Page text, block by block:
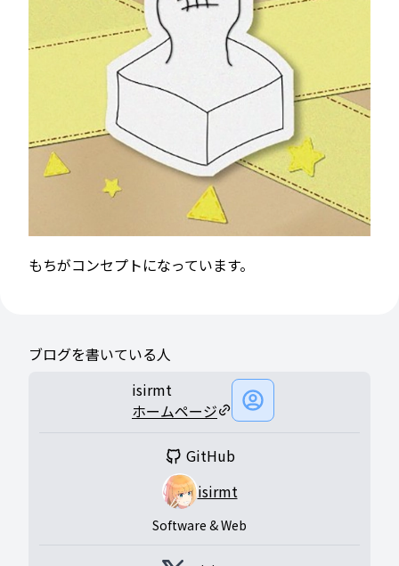
もちがコンセプトになっています。
ブログを書いている人
isirmt
ホームページ
GitHub
isirmt
Software & Web